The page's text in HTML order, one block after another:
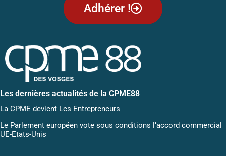
Adhérer !
Les dernières actualités de la CPME88
La CPME devient Les Entrepreneurs
Le Parlement européen vote sous conditions l’accord commercial
UE-Etats-Unis